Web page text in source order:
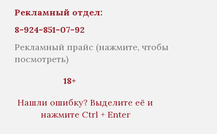
Рекламный отдел:
8-924-851-07-92
Рекламный прайс (нажмите, чтобы
посмотреть)
18+
Нашли ошибку? Выделите её и
нажмите Ctrl + Enter